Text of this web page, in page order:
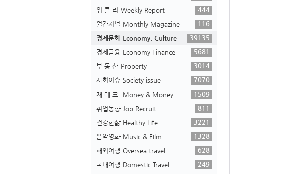
위 클 리 Weekly Report
444
월간저널 Monthly Magazine
116
경제문화 Economy, Culture
39135
경제금융 Economy Finance
5681
부 동 산 Property
3014
사회이슈 Society issue
7070
재 테 크. Money & Money
1509
취업동향 Job Recruit
811
건강한삶 Healthy Life
3221
음악영화 Music & Film
1328
해외여행 Oversea travel
628
국내여행 Domestic Travel
249